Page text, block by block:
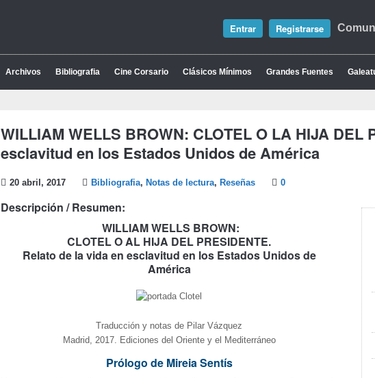
Entrar Registrarse
Archivos Bibliografia Cine Corsario Clásicos Mínimos Grandes Fuentes
WILLIAM WELLS BROWN: CLOTEL O LA HIJA DEL
esclavitud en los Estados Unidos de América
20 abril, 2017 Bibliografia, Notas de lectura, Reseñas 0
Descripción / Resumen:
WILLIAM WELLS BROWN:
CLOTEL O AL HIJA DEL PRESIDENTE.
Relato de la vida en esclavitud en los Estados Unidos de
América
Traducción y notas de Pilar Vázquez
Madrid, 2017. Ediciones del Oriente y el Mediterráneo
Prólogo de Mireia Sentís